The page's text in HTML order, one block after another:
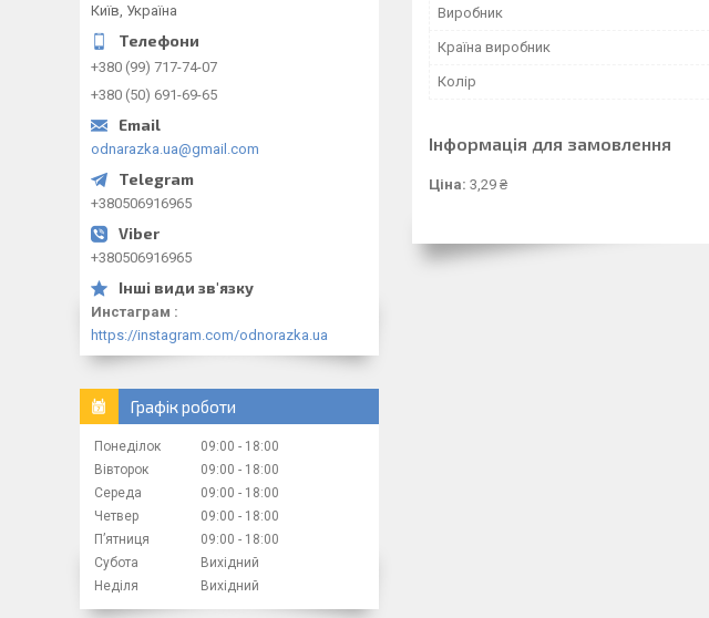
Виробник
Країна виробник
Колір
Інформація для замовлення
Ціна: 3,29 ₴
Київ, Україна
+380 (99) 717-74-07
+380 (50) 691-69-65
odnarazka.ua@gmail.com
+380506916965
+380506916965
Инстаграм
https://instagram.com/odnorazka.ua
Графік роботи
Понеділок 09:00
18:00
Вівторок
09:00
18:00
Середа
09:00
18:00
Четвер
09:00
18:00
Пʼятниця
09:00
18:00
Субота
Вихідний
Неділя
Вихідний